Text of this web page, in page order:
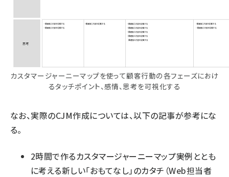
カスタマージャーニーマップを使って顧客行動の各フェーズにおけ
るタッチポイント、感情、思考を可視化する
なお、実際のCJM作成については、以下の記事が参考にな
る。
2時間で作るカスタマージャーニーマップ――実例ととも
に考える新しい「おもてなし」のカタチ （Web担当者